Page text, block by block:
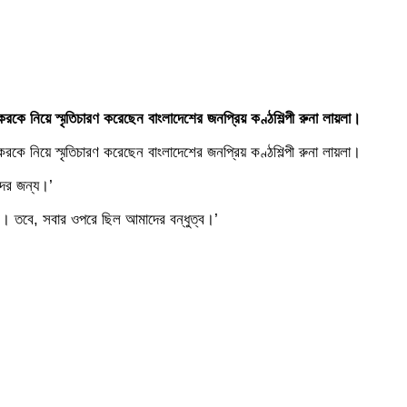
নিয়ে স্মৃতিচারণ করেছেন বাংলাদেশের জনপ্রিয় কণ্ঠশিল্পী রুনা লায়লা।
নিয়ে স্মৃতিচারণ করেছেন বাংলাদেশের জনপ্রিয় কণ্ঠশিল্পী রুনা লায়লা।
জন্য।’
তবে, সবার ওপরে ছিল আমাদের বন্ধুত্ব।’